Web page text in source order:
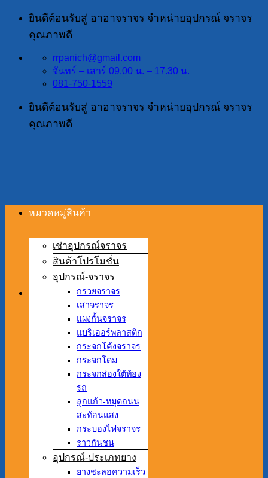
ข้าม
เนื้อหา
ยินดีต้อนรับสู่ อาอาจราจร จำหน่ายอุปกรณ์ จราจร
คุณภาพดี
rrpanich@gmail.com
จันทร์ – เสาร์ 09.00 น. – 17.30 น.
081-750-1559
ยินดีต้อนรับสู่ อาอาจราจร จำหน่ายอุปกรณ์ จราจร
คุณภาพดี
หมวดหมู่สินค้า
เช่าอุปกรณ์จราจร
สินค้าโปรโมชั่น
อุปกรณ์-จราจร
กรวยจราจร
เสาจราจร
แผงกั้นจราจร
แบริเออร์พลาสติก
กระจกโค้งจราจร
กระจกโดม
กระจกส่องใต้ท้อง
รถ
ลูกแก้ว-หมุดถนน
สะท้อนแสง
กระบองไฟจราจร
ราวกันชน
อุปกรณ์-ประเภทยาง
ยางชะลอความเร็ว